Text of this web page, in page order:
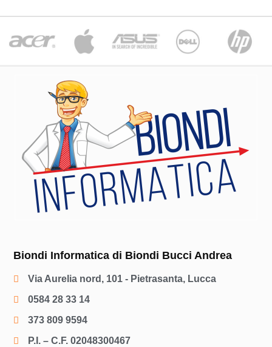
Biondi Informatica di Biondi Bucci Andrea
Via Aurelia nord, 101 - Pietrasanta, Lucca
0584 28 33 14
373 809 9594
P.I. – C.F. 02048300467